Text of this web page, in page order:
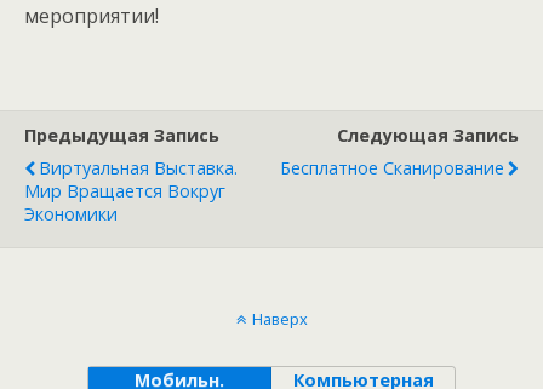
мероприятии!
Предыдущая Запись
Виртуальная Выставка.
Мир Вращается Вокруг
Экономики
Следующая Запись
Бесплатное Сканирование
Наверх
Мобильн. Компьютерная